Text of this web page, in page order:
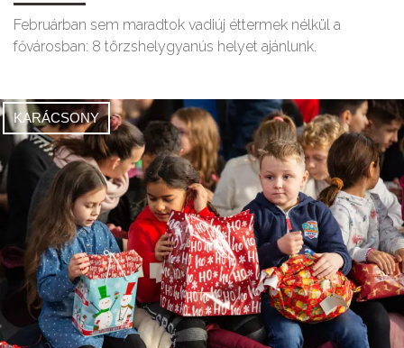
Februárban sem maradtok vadiúj éttermek nélkül a
fővárosban: 8 törzshelygyanús helyet ajánlunk.
KARÁCSONY